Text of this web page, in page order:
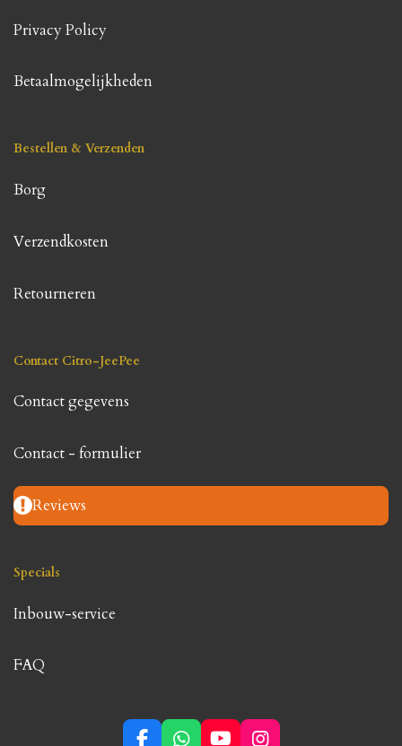
Privacy Policy
Betaalmogelijkheden
Bestellen & Verzenden
Borg
Verzendkosten
Retourneren
Contact Citro-JeePee
Contact gegevens
Contact - formulier
Reviews
Specials
Inbouw-service
FAQ